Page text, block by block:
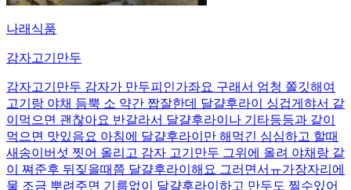
나래식품
감자고기만두
감자고기만두 감자가 만두피인가좌요 구래서 엄청 쫄깃해여
고기랑 야채 듬뿍 소 약간 짭잘한데 달걀후라이 싱겁게햐서 같
이먹으면 괜찮아요 반갈라서 달걀후라이나 기타등등과 같이
먹으면 맛있음요 아침에 달걀후라이만 해먹긴 심심하고 할때
새송이버섯 찟어 올리고 감자 고기만두 그위에 올려 야채랑 같
이 쪄준후 뒤짖을때쯤 달걀후라이해요 그러면서ㅠ가장자리에
물 조금 뿌려주면 기름없이 달걀후라이하고 만두도 찔수있어